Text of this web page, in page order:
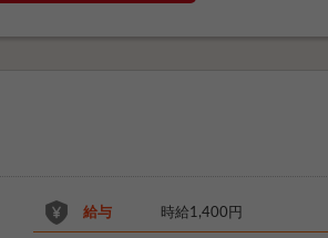
給与 時給1,400円